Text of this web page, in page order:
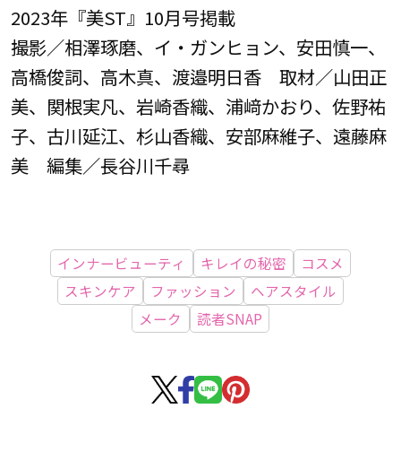
2023年『美ST』10月号掲載
撮影／相澤琢磨、イ・ガンヒョン、安田慎一、
高橋俊詞、高木真、渡邉明日香 取材／山田正
美、関根実凡、岩崎香織、浦﨑かおり、佐野祐
子、古川延江、杉山香織、安部麻維子、遠藤麻
美 編集／長谷川千尋
インナービューティ キレイの秘密
コスメ
スキンケア
ファッション
ヘアスタイル
メーク
読者SNAP